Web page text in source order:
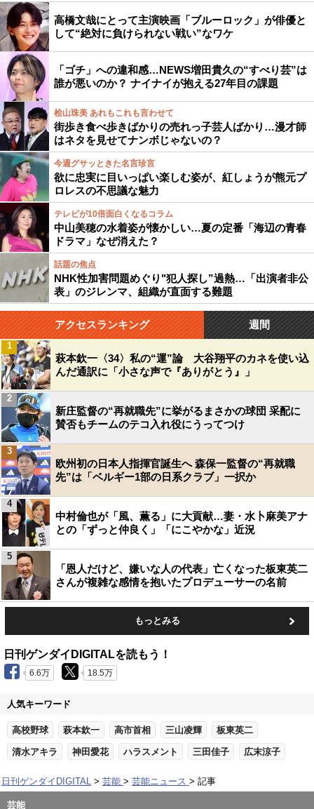
高橋文哉にとって主演映画「ブルーロック」が俳優と
して“絶対に負けられない戦い”なワケ
「ゴチ」への違和感…NEWS増田貴久の“すべり芸”は
誰が悪いのか？ ナイナイが抱える27年目の課題
桧山珠美 あれもこれも言わせて
街歩き食べ歩きばかりの売れっ子芸人ばかり…漫才師
はネタを見せてナンボじゃないの？
今週グサッときた名言珍言
欲に忠実に目いっぱい楽しむ姿が、紅しょうが熊元プ
ロレスの不思議な魅力
テレビが10倍面白くなるコラム
中山美穂の水着姿が懐かしい…夏の定番「海辺の青春
ドラマ」なぜ消えた？
話題の焦点
NHK性加害問題めぐり"犯人探し”過熱…「出演者非公
表」のジレンマ、組織が直面する難題
アクセスランキング 週間
萩本欽一〈34〉私の“運”論 大谷翔平のカネを使い込
んだ通訳に「小さな声で『ありがとう』」
1
新庄監督の“再就職先”に挙がるまさかの球団 采配に
賛否もチームのテコ入れ役にうってつけ
2
欧州初の日本人指揮官誕生へ 森保一監督の“再就職
先”は「ベルギー1部の日系クラブ」一択か
3
中村倫也が「風、薫る」に大貢献…妻・水卜麻美アナ
との「ずっと仲良く」「にこやかな」近況
4
「恩人だけど、嫌いな人の代表」亡くなった板東英二
さんが複雑な感情を抱いたプロデューサーの名前
5
もっとみる
日刊ゲンダイDIGITALを読もう！
6.6万 18.5万
人気キーワード
高校野球 萩本欽一 高市首相 三山凌輝 板東英二
清水アキラ 神田愛花 ハラスメント 三田佳子 広末涼子
日刊ゲンダイDIGITAL 芸能 芸能ニュース 記事
芸能